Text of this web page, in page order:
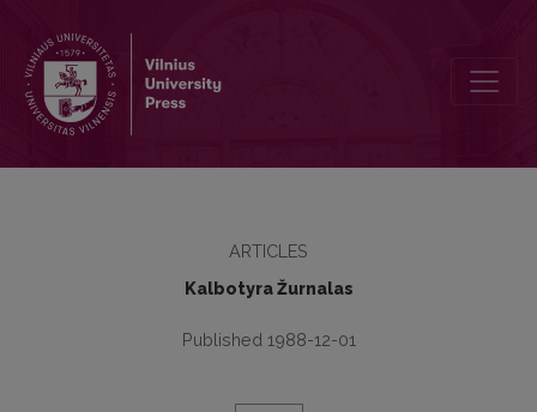
ARTICLES
Kalbotyra Žurnalas
Published 1988-12-01